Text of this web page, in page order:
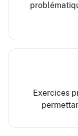
Exercices